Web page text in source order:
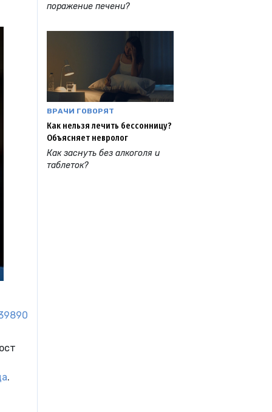
.
поражение печени?
ВРАЧИ ГОВОРЯТ
Как нельзя лечить бессонницу?
Объясняет невролог
Как заснуть без алкоголя и
таблеток?